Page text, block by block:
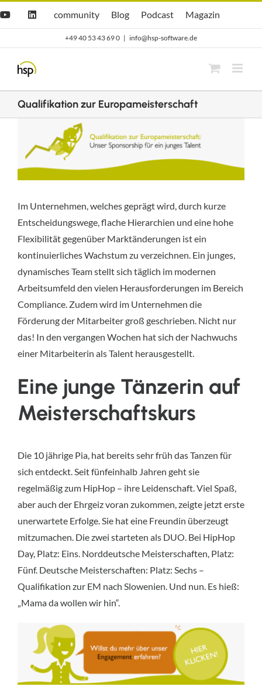
YouTubeLinkedIn
Hsp
community
community
hsp
Blog
Blog Opti.Cast
Podcast Opti.Mag
Magazin
+49 40 53 43 69 0 | info@hsp-software.de
Qualifikation zur Europameisterschaft
grösseres
Bild
Im Unternehmen, welches geprägt wird, durch kurze
Entscheidungswege, flache Hierarchien und eine hohe
Flexibilität gegenüber Marktänderungen ist ein
kontinuierliches Wachstum zu verzeichnen. Ein junges,
dynamisches Team stellt sich täglich im modernen
Arbeitsumfeld den vielen Herausforderungen im Bereich
Compliance. Zudem wird im Unternehmen die
Förderung der Mitarbeiter groß geschrieben. Nicht nur
das! In den vergangen Wochen hat sich der Nachwuchs
einer Mitarbeiterin als Talent herausgestellt.
Eine junge Tänzerin auf
Meisterschaftskurs
Die 10 jährige Pia, hat bereits sehr früh das Tanzen für
sich entdeckt. Seit fünfeinhalb Jahren geht sie
regelmäßig zum HipHop – ihre Leidenschaft. Viel Spaß,
aber auch der Ehrgeiz voran zukommen, zeigte jetzt erste
unerwartete Erfolge. Sie hat eine Freundin überzeugt
mitzumachen. Die zwei starteten als DUO. Bei HipHop
Day, Platz: Eins. Norddeutsche Meisterschaften, Platz:
Fünf. Deutsche Meisterschaften: Platz: Sechs –
Qualifikation zur EM nach Slowenien. Und nun. Es hieß:
„Mama da wollen wir hin“.